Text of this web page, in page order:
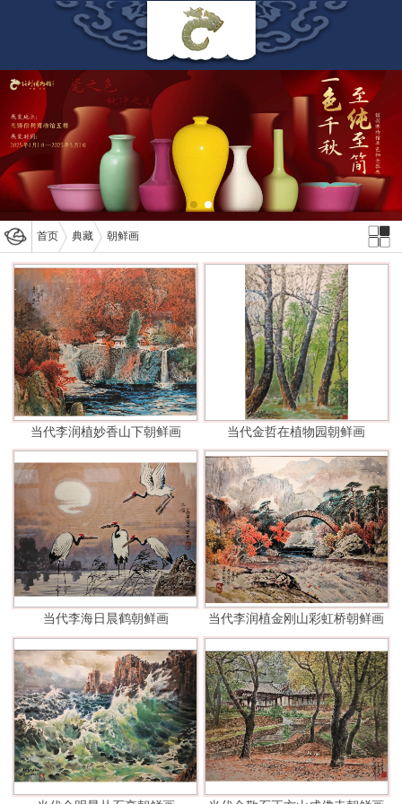
首页 典藏 朝鲜画
当代李润植妙香山下朝鲜画 当代金哲在植物园朝鲜画
当代李海日晨鹤朝鲜画 当代李润植金刚山彩虹桥朝鲜画